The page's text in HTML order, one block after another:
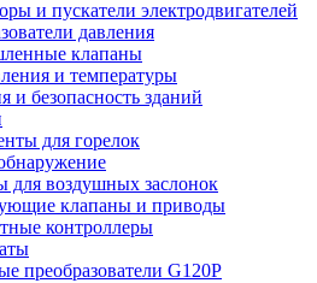
и пускатели электродвигателей
давления
клапаны
и температуры
и безопасность зданий
для горелок
для воздушных заслонок
клапаны и приводы
контроллеры
преобразователи G120P